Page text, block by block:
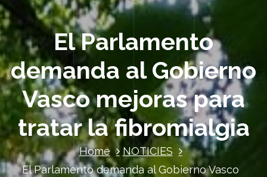
El Parlamento
demanda al Gobierno
Vasco mejoras para
tratar la fibromialgia
Home
NOTICIES
El Parlamento demanda al Gobierno Vasco